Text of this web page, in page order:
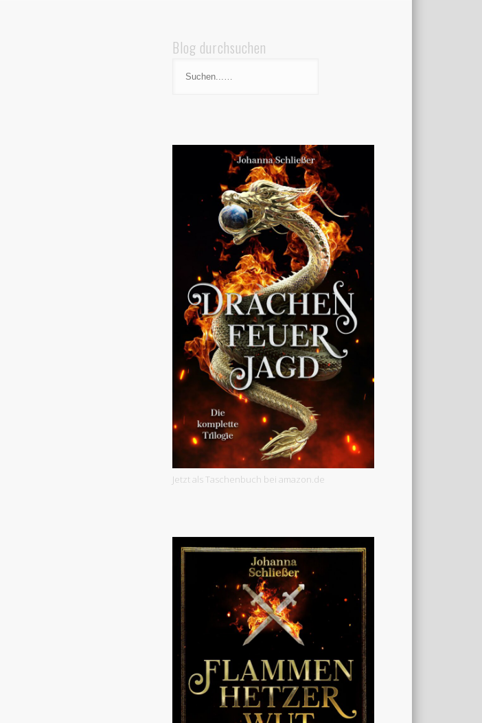
Blog durchsuchen
Jetzt als Taschenbuch bei amazon.de